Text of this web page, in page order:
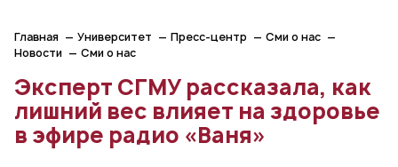
Главная Университет Пресс-центр
Сми о нас
Новости
Сми о нас
Эксперт СГМУ рассказала, как
лишний вес влияет на здоровье
в эфире радио «Ваня»